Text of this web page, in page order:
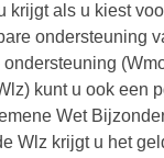
krijgt als u kiest
ondersteuning
kunt u ook een
Wet
Wlz krijgt u het